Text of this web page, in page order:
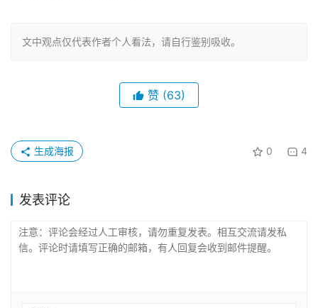
文中观点仅代表作者个人看法，请自行鉴别吸收。
赞 (63)
0 4
生成海报
发表评论